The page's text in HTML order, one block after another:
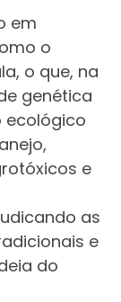
em
o
o que, na
genética
ecológico
e
as
e
do